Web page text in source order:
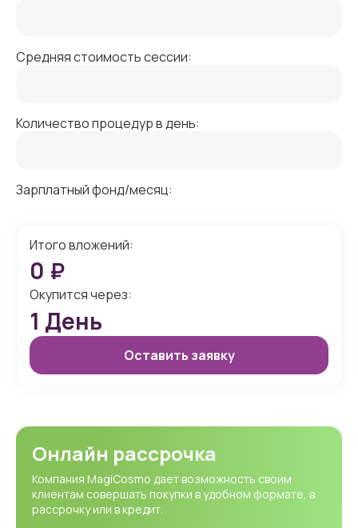
Средняя стоимость сессии:
Количество процедур в день:
Зарплатный фонд/месяц:
Итого вложений:
0 ₽
Окупится через:
1 День
Оставить заявку
Онлайн рассрочка
Компания MagiCosmo дает возможность своим
клиентам совершать покупки в удобном формате, в
рассрочку или в кредит.